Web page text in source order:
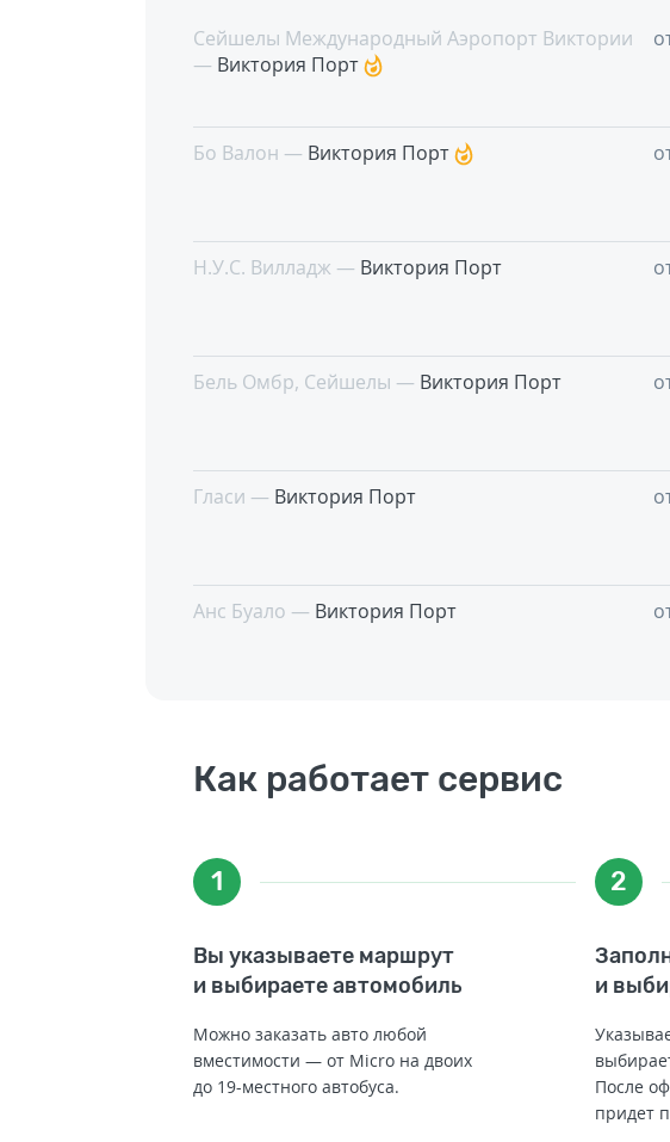
Сейшелы Международный Аэропорт Виктории
— Виктория Порт
Бо Валон — Виктория Порт
Н.У.С. Вилладж — Виктория Порт
Бель Омбр, Сейшелы — Виктория Порт
Гласи — Виктория Порт
Анс Буало — Виктория Порт
Как работает сервис
1
Вы указываете маршрут
и выбираете автомобиль
Можно заказать авто любой
вместимости — от Micro на двоих
до 19-местного автобуса.
2
и
После
придет